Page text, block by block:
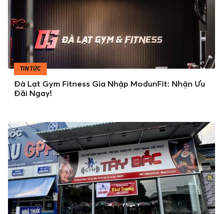
TIN TỨC
Đà Lạt Gym Fitness Gia Nhập ModunFit: Nhận Ưu
Đãi Ngay!